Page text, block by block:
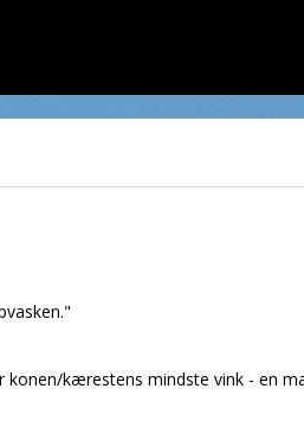
kærestens mindste vink - en